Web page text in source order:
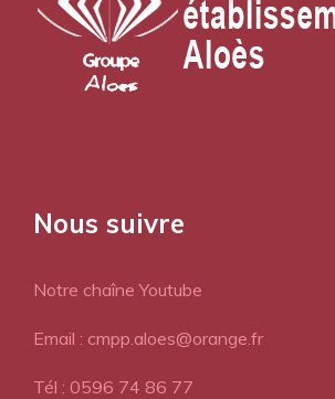
Nous suivre
Notre chaîne Youtube
Email : cmpp.aloes@orange.fr
Tél : 0596 74 86 77